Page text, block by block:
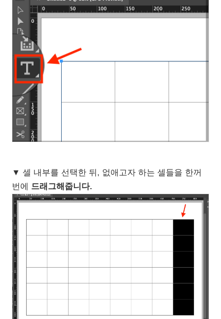
▼ 셀 내부를 선택한 뒤, 없애고자 하는 셀들을 한꺼
번에 드래그해줍니다.